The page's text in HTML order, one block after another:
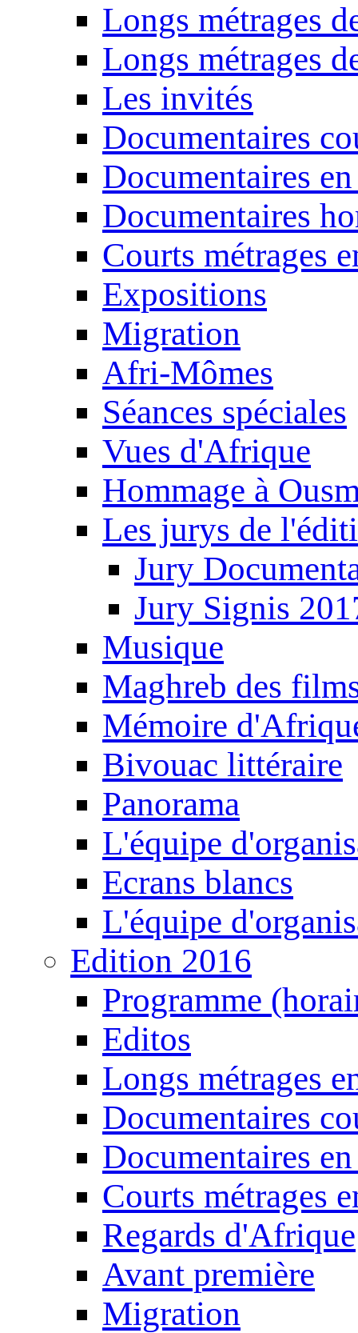
Longs métrages
Longs métrages
Les invités
Documentaires
Documentaires
Documentaires
Courts métrages
Expositions
Migration
Afri-Mômes
Séances spéciales
Vues d'Afrique
Hommage à
Les jurys de
Jury
Jury Signis
Musique
Maghreb des
Mémoire
Bivouac littéraire
Panorama
L'équipe
Ecrans blancs
L'équipe
Edition 2016
Programme
Editos
Longs métrages
Documentaires
Documentaires
Courts métrages
Regards d'Afrique
Avant première
Migration